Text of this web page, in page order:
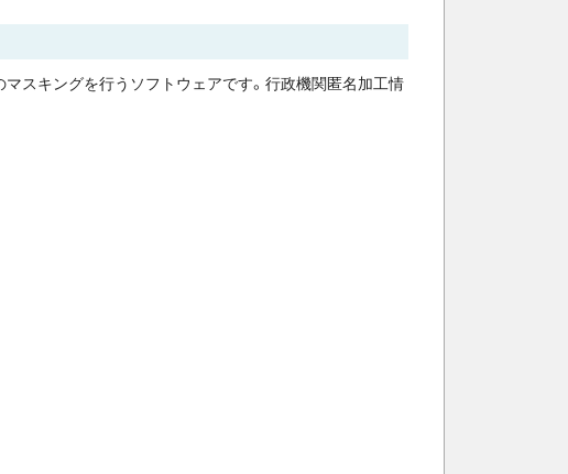
スキングを行うソフトウェアです。行政機関匿名加工情